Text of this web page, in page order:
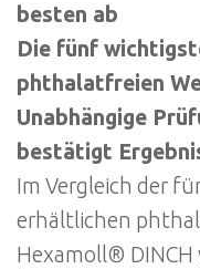
besten ab
Die fünf
phthalatfreien
Unabhängige
bestätigt
Im Vergleich der
erhältlichen
Hexamoll® DINCH